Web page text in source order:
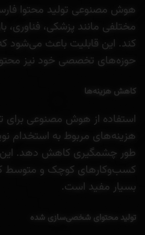
هوش مصنوعی تولید محتوا
مختلفی مانند پزشکی، فناوری،
کند. این قابلیت باعث می‌شود
حوزه‌های تخصصی خود نیز
کاهش هزینه‌ها
استفاده از هوش مصنوعی برای
هزینه‌های مربوط به استخدام
طور چشمگیری کاهش دهد. این
کسب‌وکارهای کوچک و متوسط
بسیار مفید است.
تولید محتوای شخصی‌سازی شده